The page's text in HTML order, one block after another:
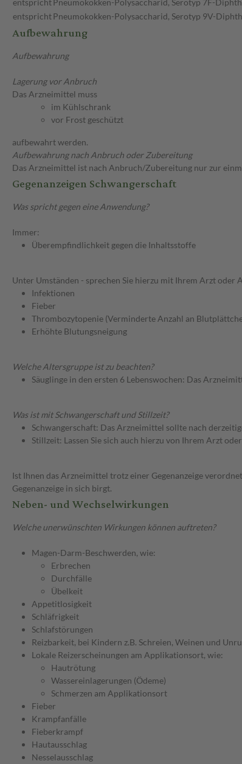
entsprichtPneumokokken-Polysaccharid, Serotyp 7F-
entsprichtPneumokokken-Polysaccharid, Serotyp 9V-
Aufbewahrung
Aufbewahrung
Lagerung vor Anbruch
Das Arzneimittel muss
im Kühlschrank
vor Frost geschützt
aufbewahrt werden.
Aufbewahrung nach Anbruch oder Zubereitung
Das Arzneimittel ist nach Anbruch/Zubereitung nur zur
Gegenanzeigen Schwangerschaft
Was spricht gegen eine Anwendung?
Immer:
Überempfindlichkeit gegen die Inhaltsstoffe
Unter Umständen - sprechen Sie hierzu mit Ihrem Arzt oder
Infektionen
Fieber
Thrombozytopenie (Verminderte Anzahl an
Erhöhte Blutungsneigung
Welche Altersgruppe ist zu beachten?
Säuglinge in den ersten 6 Lebenswochen: Das
Was ist mit Schwangerschaft und Stillzeit?
Schwangerschaft: Das Arzneimittel sollte nach
Stillzeit: Lassen Sie sich auch hierzu von Ihrem Arzt
Ist Ihnen das Arzneimittel trotz einer Gegenanzeige
Gegenanzeige in sich birgt.
Neben- und Wechselwirkungen
Welche unerwünschten Wirkungen können auftreten?
Magen-Darm-Beschwerden, wie:
Erbrechen
Durchfälle
Übelkeit
Appetitlosigkeit
Schläfrigkeit
Schlafstörungen
Reizbarkeit, bei Kindern z.B. Schreien, Weinen und
Lokale Reizerscheinungen am Applikationsort, wie:
Hautrötung
Wassereinlagerungen (Ödeme)
Schmerzen am Applikationsort
Fieber
Krampfanfälle
Fieberkrampf
Hautausschlag
Nesselausschlag